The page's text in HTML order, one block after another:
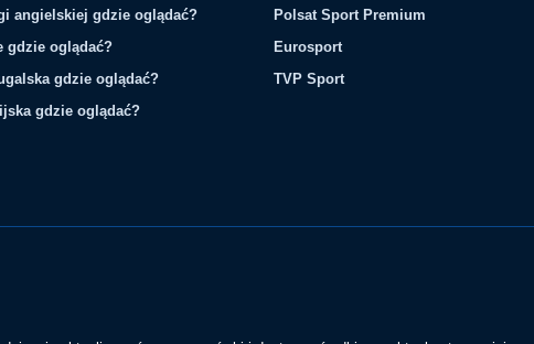
angielskiej gdzie oglądać?
gdzie oglądać?
gdzie oglądać?
gdzie oglądać?
Polsat Sport Premium
Eurosport
TVP Sport